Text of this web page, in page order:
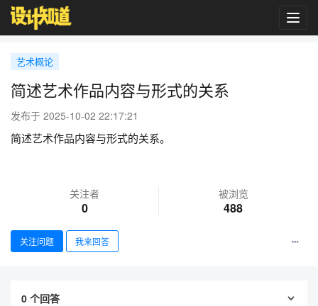
艺术概论
简述艺术作品内容与形式的关系
发布于 2025-10-02 22:17:21
简述艺术作品内容与形式的关系。
关注者
0
被浏览
488
关注问题 我来回答
0 个回答